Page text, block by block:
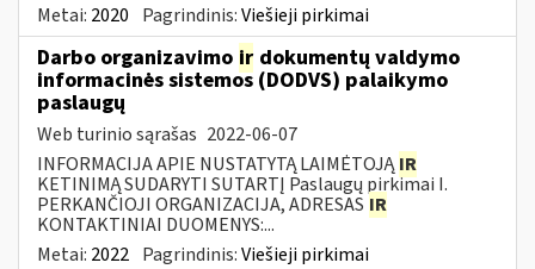
Metai: 2020 Pagrindinis:Viešieji pirkimai
Darbo organizavimo ir dokumentų valdymo
informacinės sistemos (DODVS) palaikymo
paslaugų
Web turinio sąrašas 2022-06-07
INFORMACIJA APIE NUSTATYTĄ LAIMĖTOJĄIR
KETINIMĄ SUDARYTI SUTARTĮ Paslaugų pirkimai I.
PERKANČIOJI ORGANIZACIJA, ADRESAS IR
KONTAKTINIAI DUOMENYS:...
Metai: 2022 Pagrindinis:Viešieji pirkimai